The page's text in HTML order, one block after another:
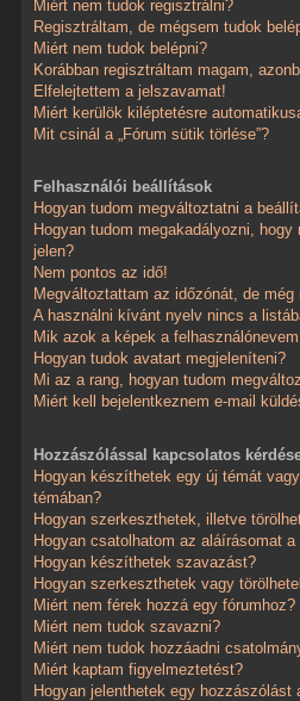
Miért nem tudok regisztrálni?
Regisztráltam, de mégsem tudok
Miért nem tudok belépni?
Korábban regisztráltam magam,
Elfelejtettem a jelszavamat!
Miért kerülök kiléptetésre
Mit csinál a „Fórum sütik törlése”?
Felhasználói beállítások
Hogyan tudom megváltoztatni a
Hogyan tudom megakadályozni,
jelen?
Nem pontos az idő!
Megváltoztattam az időzónát, de
A használni kívánt nyelv nincs a
Mik azok a képek a
Hogyan tudok avatart megjeleníteni?
Mi az a rang, hogyan tudom
Miért kell bejelentkeznem e-mail
Hozzászólással kapcsolatos
Hogyan készíthetek egy új témát
témában?
Hogyan szerkeszthetek, illetve
Hogyan csatolhatom az aláírásomat
Hogyan készíthetek szavazást?
Hogyan szerkeszthetek vagy
Miért nem férek hozzá egy fórumhoz?
Miért nem tudok szavazni?
Miért nem tudok hozzáadni
Miért kaptam figyelmeztetést?
Hogyan jelenthetek egy hozzászólást